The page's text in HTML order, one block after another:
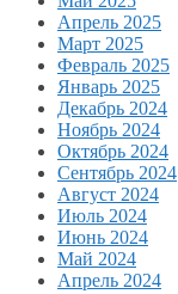
Апрель 2025
Март 2025
Февраль 2025
Январь 2025
Декабрь 2024
Ноябрь 2024
Октябрь 2024
Сентябрь 2024
Август 2024
Июль 2024
Июнь 2024
Май 2024
Апрель 2024